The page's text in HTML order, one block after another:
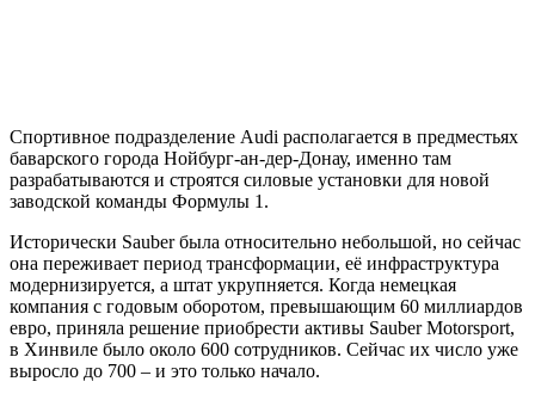
Спортивное подразделение Audi располагается в предместьях
баварского города Нойбург-ан-дер-Донау, именно там
разрабатываются и строятся силовые установки для новой
заводской команды Формулы 1.
Исторически Sauber была относительно небольшой, но сейчас
она переживает период трансформации, её инфраструктура
модернизируется, а штат укрупняется. Когда немецкая
компания с годовым оборотом, превышающим 60 миллиардов
евро, приняла решение приобрести активы Sauber Motorsport,
в Хинвиле было около 600 сотрудников. Сейчас их число уже
выросло до 700 – и это только начало.